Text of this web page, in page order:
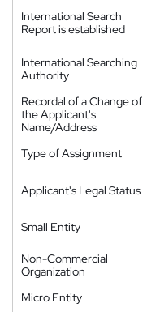
International Search
Report is established
International Searching
Authority
Recordal of a Change of
the Applicant's
Name/Address
Type of Assignment
Applicant's Legal Status
Small Entity
Non-Commercial
Organization
Micro Entity